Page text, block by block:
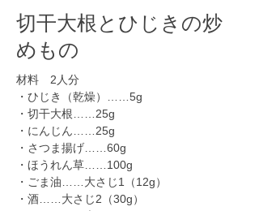
切干大根とひじきの炒
めもの
材料 2人分
・ひじき（乾燥）……5g
・切干大根……25g
・にんじん……25g
・さつま揚げ……60g
・ほうれん草……100g
・ごま油……大さじ1（12g）
・酒……大さじ2（30g）